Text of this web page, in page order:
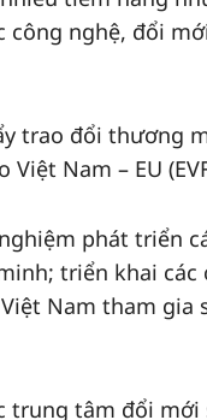
công nghệ, đổi
trao đổi thương
Nam – EU
phát triển
triển khai
Nam tham gia
trung tâm đổi mới